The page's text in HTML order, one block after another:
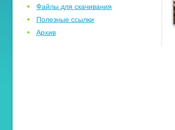
Файлы для скачивания
Полезные ссылки
Архив